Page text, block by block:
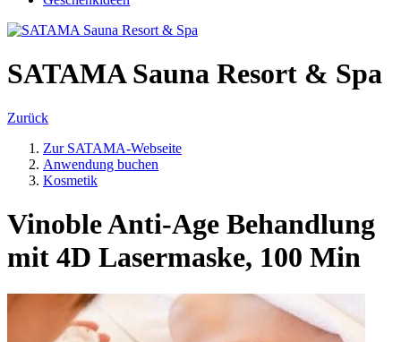
SATAMA Sauna Resort & Spa
Zurück
Zur SATAMA-Webseite
Anwendung buchen
Kosmetik
Vinoble Anti-Age Behandlung
mit 4D Lasermaske, 100 Min